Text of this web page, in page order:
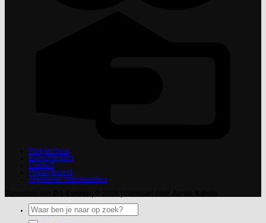
Partyverhuur
Evenementen
Contact
Privacybeleid
Algemene Voorwaarden
Zoeken
naar: